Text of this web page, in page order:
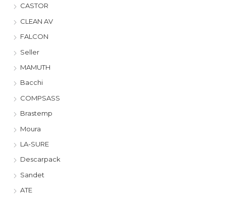
CASTOR
CLEAN AV
FALCON
Seller
MAMUTH
Bacchi
COMPSASS
Brastemp
Moura
LA-SURE
Descarpack
Sandet
ATE